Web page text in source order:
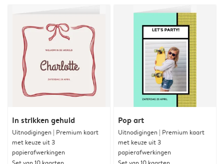
In strikken gehuld
Uitnodigingen | Premium kaart
met keuze uit 3
papierafwerkingen
Pop art
Uitnodigingen | Premium kaart
met keuze uit 3
papierafwerkingen